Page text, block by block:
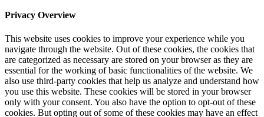
Privacy Overview
This website uses cookies to improve your experience while you
navigate through the website. Out of these cookies, the cookies that
are categorized as necessary are stored on your browser as they are
essential for the working of basic functionalities of the website. We
also use third-party cookies that help us analyze and understand how
you use this website. These cookies will be stored in your browser
only with your consent. You also have the option to opt-out of these
cookies. But opting out of some of these cookies may have an effect